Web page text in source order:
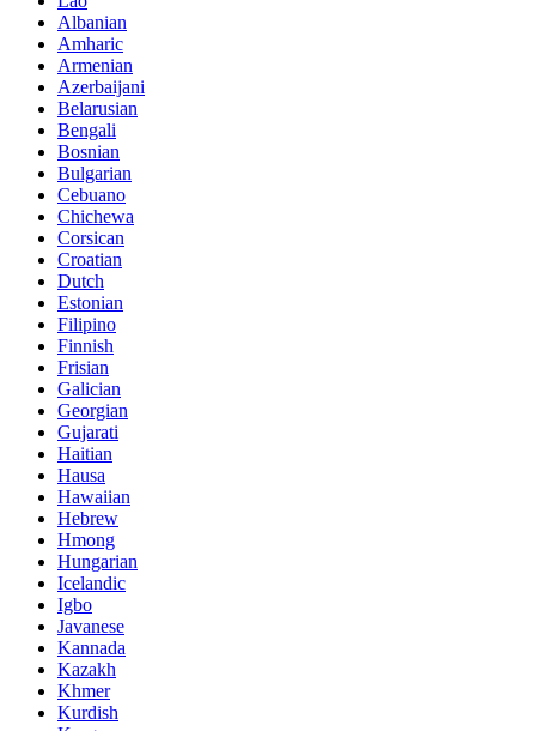
Albanian
Amharic
Armenian
Azerbaijani
Belarusian
Bengali
Bosnian
Bulgarian
Cebuano
Chichewa
Corsican
Croatian
Dutch
Estonian
Filipino
Finnish
Frisian
Galician
Georgian
Gujarati
Haitian
Hausa
Hawaiian
Hebrew
Hmong
Hungarian
Icelandic
Igbo
Javanese
Kannada
Kazakh
Khmer
Kurdish